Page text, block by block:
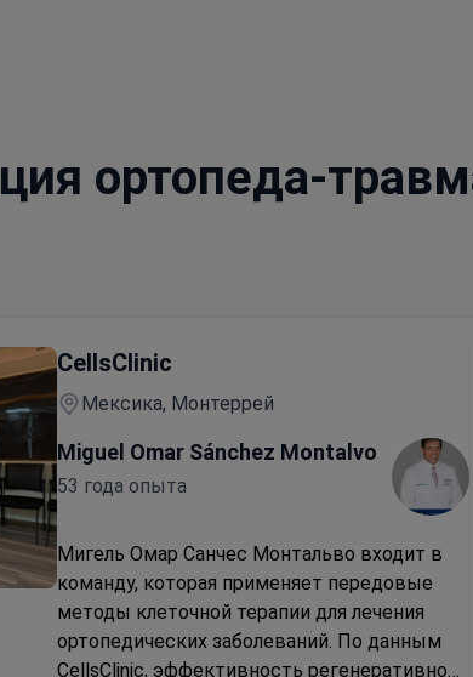
ортопеда-
CellsClinic
Мексика, Монтеррей
Miguel Omar Sánchez Montalvo
53 года опыта
Мигель Омар Санчес Монтальво входит в
команду, которая применяет передовые
методы клеточной терапии для лечения
ортопедических заболеваний. По данным
CellsClinic, эффективность регенеративной